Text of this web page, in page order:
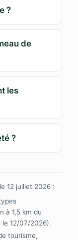
?
de
les
?
12 juillet 2026 :
à 1,5 km du
le 12/07/2026).
tourisme,